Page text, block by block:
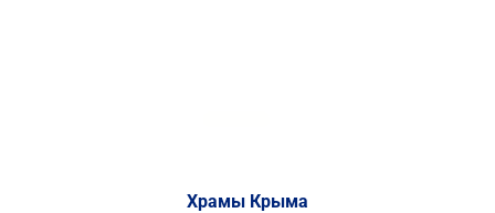
Храмы Крыма